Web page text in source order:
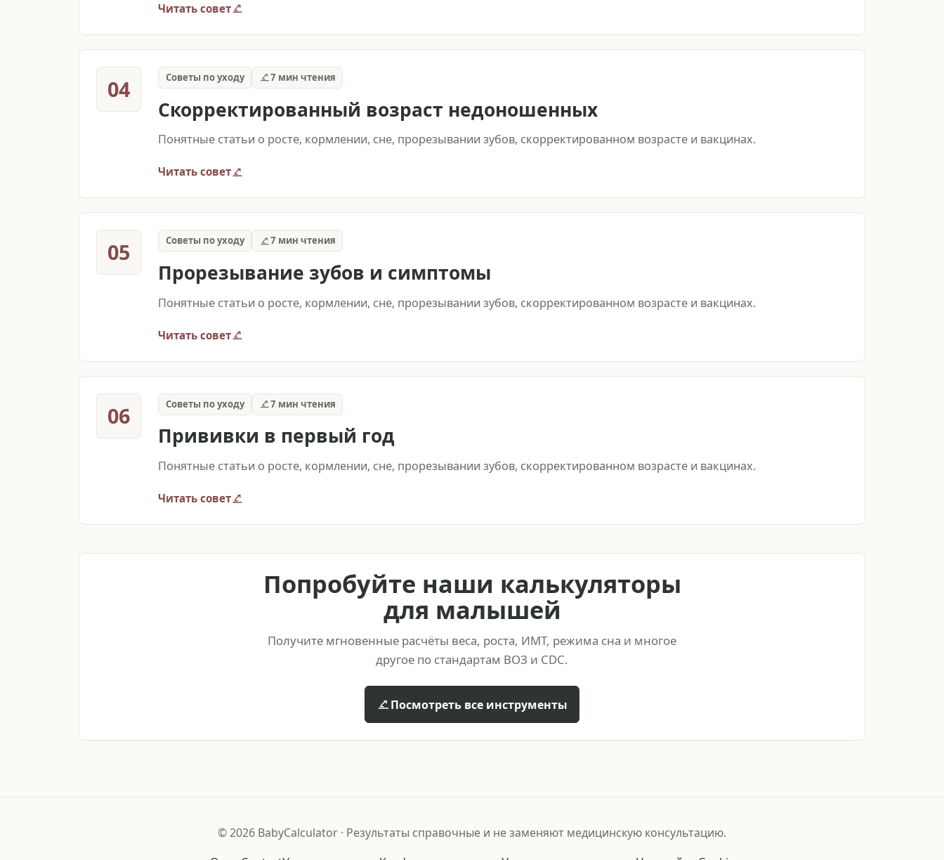
Читать совет
04 Советы по уходу 7 мин чтения
Скорректированный возраст недоношенных
Понятные статьи о росте, кормлении, сне, прорезывании зубов, скорректированном возрасте и вакцинах.
Читать совет
05 Советы по уходу 7 мин чтения
Прорезывание зубов и симптомы
Понятные статьи о росте, кормлении, сне, прорезывании зубов, скорректированном возрасте и вакцинах.
Читать совет
06 Советы по уходу 7 мин чтения
Прививки в первый год
Понятные статьи о росте, кормлении, сне, прорезывании зубов, скорректированном возрасте и вакцинах.
Читать совет
Попробуйте наши калькуляторы
для малышей
Получите мгновенные расчёты веса, роста, ИМТ, режима сна и многое
другое по стандартам ВОЗ и CDC.
Посмотреть все инструменты
©2026 BabyCalculator · Результаты справочные и не заменяют медицинскую консультацию.